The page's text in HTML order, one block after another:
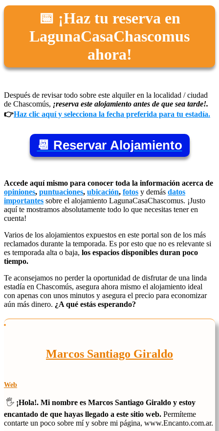
📅 ¡Haz tu reserva en
LagunaCasaChascomus
ahora!
Después de revisar todo sobre este alquiler en la localidad / ciudad
de Chascomús, ¡reserva este alojamiento antes de que sea tarde!.
👉Haz clic aquí y selecciona la fecha preferida para tu estadía.
📆 Reservar Alojamiento
Accede aquí mismo para conocer toda la información acerca de
opiniones, puntuaciones, ubicación, fotos y demás datos
importantes sobre el alojamiento LagunaCasaChascomus. ¡Justo
aquí te mostramos absolutamente todo lo que necesitas tener en
cuenta!
Varios de los alojamientos expuestos en este portal son de los más
reclamados durante la temporada. Es por esto que no es relevante si
es temporada alta o baja, los espacios disponibles duran poco
tiempo.
Te aconsejamos no perder la oportunidad de disfrutar de una linda
estadía en Chascomús, asegura ahora mismo el alojamiento ideal
con apenas con unos minutos y asegura el precio para economizar
aún más dinero. ¿A qué estás esperando?
Marcos Santiago Giraldo
Web
🖐️ ¡Hola!. Mi nombre es Marcos Santiago Giraldo y estoy
encantado de que hayas llegado a este sitio web. Permíteme
contarte un poco sobre mí y sobre mi página, www.Encanto.com.ar.